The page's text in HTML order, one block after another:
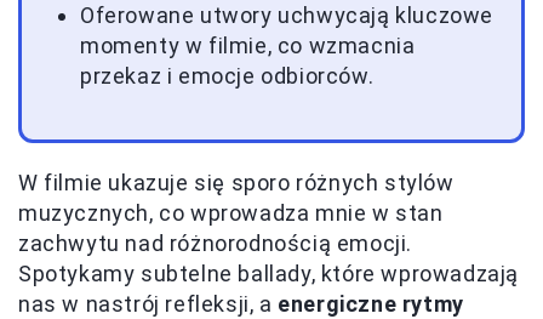
Oferowane utwory uchwycają kluczowe
momenty w filmie, co wzmacnia
przekaz i emocje odbiorców.
W filmie ukazuje się sporo różnych stylów
muzycznych, co wprowadza mnie w stan
zachwytu nad różnorodnością emocji.
Spotykamy subtelne ballady, które wprowadzają
nas w nastrój refleksji, a energiczne rytmy